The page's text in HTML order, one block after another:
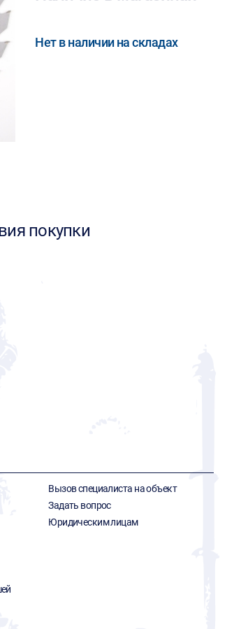
Нет в наличии на складах
покупки
Вызов специалиста на объект
Задать вопрос
Юридическим лицам